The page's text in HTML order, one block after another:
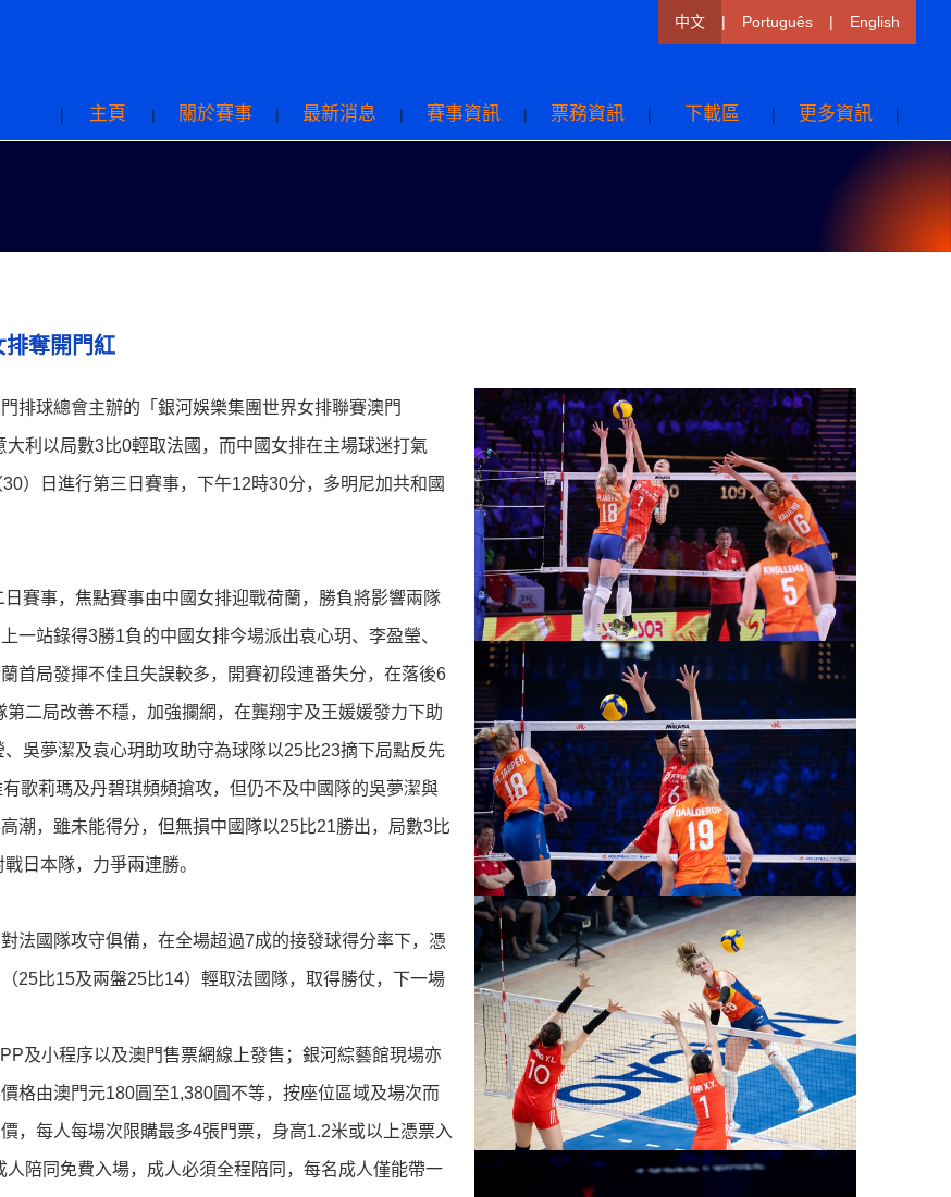
中文 | Português | English
| 主頁 | 關於賽事 | 最新消息 | 賽事資訊 | 票務資訊 | 下載區 | 更多資訊 |
排奪開門紅
排球總會主辦的「銀河娛樂集團世界女排聯賽澳門
利以局數3比0輕取法國，而中國女排在主場球迷打氣
）日進行第三日賽事，下午12時30分，多明尼加共和國
賽事，焦點賽事由中國女排迎戰荷蘭，勝負將影響兩隊
一站錄得3勝1負的中國女排今場派出袁心玥、李盈瑩、
首局發揮不佳且失誤較多，開賽初段連番失分，在落後6
二局改善不穩，加強攔網，在龔翔宇及王媛媛發力下助
吳夢潔及袁心玥助攻助守為球隊以25比23摘下局點反先
歌莉瑪及丹碧琪頻頻搶攻，但仍不及中國隊的吳夢潔與
潮，雖未能得分，但無損中國隊以25比21勝出，局數3比
日本隊，力爭兩連勝。
法國隊攻守俱備，在全場超過7成的接發球得分率下，憑
25比15及兩盤25比14）輕取法國隊，取得勝仗，下一場
及小程序以及澳門售票網線上發售；銀河綜藝館現場亦
格由澳門元180圓至1,380圓不等，按座位區域及場次而
，每人每場次限購最多4張門票，身高1.2米或以上憑票入
陪同免費入場，成人必須全程陪同，每名成人僅能帶一